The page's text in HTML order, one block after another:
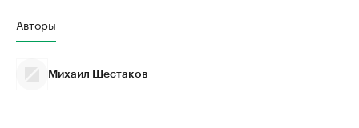
Авторы
Михаил Шестаков